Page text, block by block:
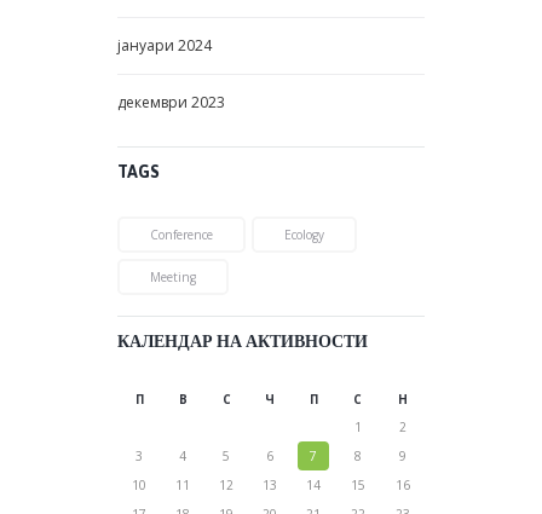
јануари 2024
декември 2023
TAGS
Conference Ecology
Meeting
КАЛЕНДАР НА АКТИВНОСТИ
П В С Ч П С Н
1
2
3
4 5 6 7 8
9
10
11 12 13 14 15
16